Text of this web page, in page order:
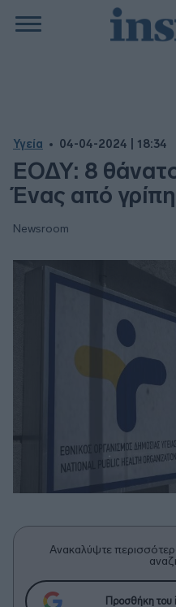
Υγεία 04-04-2024 | 18:34
ΕΟΔΥ: 8
Ένας από γρίπη
Newsroom
Ανακαλύψτε
Προσθήκη του